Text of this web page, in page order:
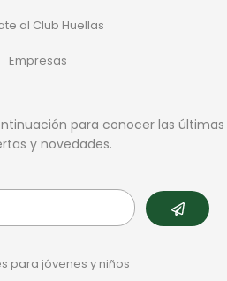
al Club Huellas
Empresas
para conocer las últimas
y novedades.
para jóvenes y niños